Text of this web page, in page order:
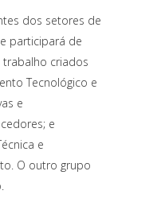
dos setores de
participará de
criados
Tecnológico e
e
e
e
O outro grupo